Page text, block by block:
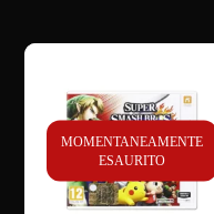
MOMENTANEAMENTE
ESAURITO